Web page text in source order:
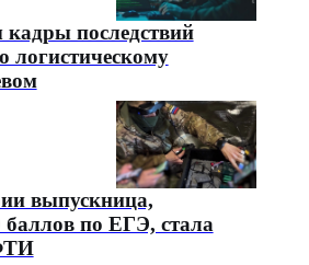
последствий
выпускница,
по ЕГЭ, стала